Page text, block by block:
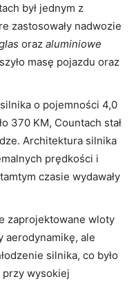
był jednym z
zastosowały nadwozie
oraz aluminiowe
masę pojazdu oraz
o pojemności 4,0
370 KM, Countach stał
Architektura silnika
prędkości i
czasie wydawały
zaprojektowane wloty
aerodynamikę, ale
silnika, co było
wysokiej